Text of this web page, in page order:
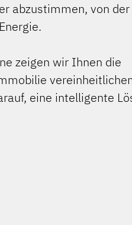
abzustimmen, von der
zeigen wir Ihnen die
eine intelligente